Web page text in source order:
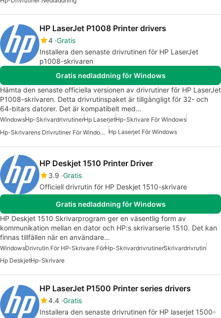
HP LaserJet P1008 Printer drivers
4 Gratis
Installera den senaste drivrutinen för HP LaserJet
p1008-skrivaren
Gratis nedladdning för Windows
Hämta den senaste officiella versionen av drivrutiner för HP LaserJet
P1008-skrivaren. Detta drivrutinspaket är tillgängligt för 32- och
64-bitars datorer. Det är kompatibelt med…
WindowsHp-SkrivardrivrutinerHp LaserjetHp-Skrivare För Windows
Hp-Skrivarens Drivrutiner För Windows 7 Hp Laserjet För Windows
HP Deskjet 1510 Printer Driver
3.9 Gratis
Officiell drivrutin för HP Deskjet 1510-skrivare
Gratis nedladdning för Windows
HP Deskjet 1510 Skrivarprogram ger en väsentlig form av
kommunikation mellan en dator och HP:s skrivarserie 1510. Det kan
finnas tillfällen när en användare…
WindowsDrivrutin För HP-Skrivare FörHp-SkrivardrivrutinerSkrivardrivrutin
Hp DeskjetHp-Skrivare
HP LaserJet P1500 Printer series drivers
4.4 Gratis
Installera den senaste drivrutinen för HP laserjet 1500-